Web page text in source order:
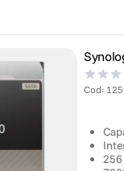
Cod:
256